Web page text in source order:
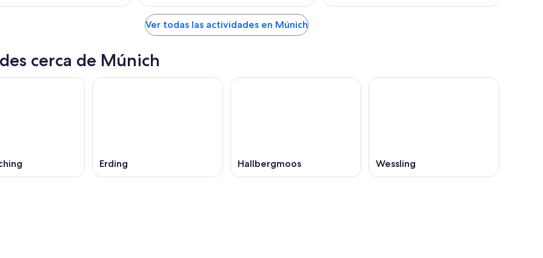
Ver todas las actividades en Múnich
cerca de Múnich
Erding Hallbergmoos Wessling